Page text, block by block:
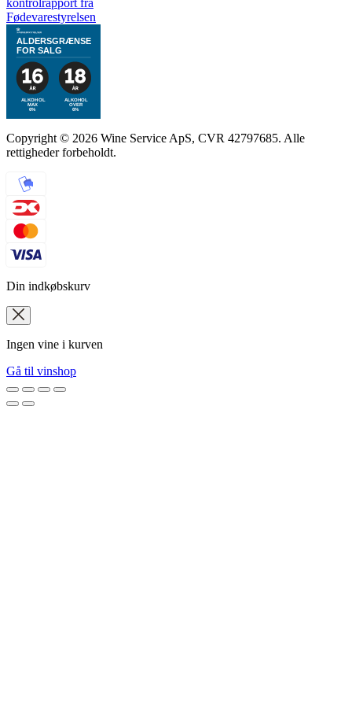
ALKOHOL
MAX
6%
ALKOHOL
OVER
6%
ALDERSGRÆNSE
FOR SALG
Copyright © 2026 Wine Service ApS, CVR 42797685. Alle
rettigheder forbeholdt.
Din indkøbskurv
Ingen vine i kurven
Gå til vinshop